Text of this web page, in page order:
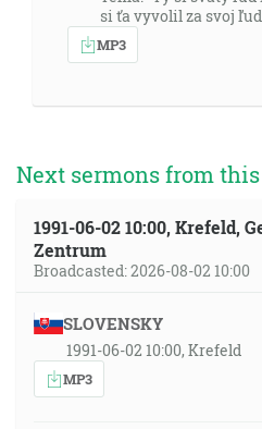
si ťa vyvolil za svoj
MP3
Next sermons from
1991-06-02 10:00, Krefeld,
Zentrum
Broadcasted: 2026-08-02 10:00
SLOVENSKY
1991-06-02 10:00, Krefeld
MP3